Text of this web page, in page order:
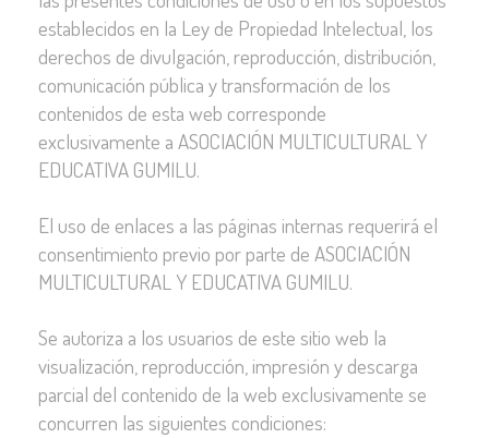
establecidos en la Ley de Propiedad Intelectual, los
derechos de divulgación, reproducción, distribución,
comunicación pública y transformación de los
contenidos de esta web corresponde
exclusivamente a ASOCIACIÓN MULTICULTURAL Y
EDUCATIVA GUMILU.
El uso de enlaces a las páginas internas requerirá el
consentimiento previo por parte de ASOCIACIÓN
MULTICULTURAL Y EDUCATIVA GUMILU.
Se autoriza a los usuarios de este sitio web la
visualización, reproducción, impresión y descarga
parcial del contenido de la web exclusivamente se
concurren las siguientes condiciones: